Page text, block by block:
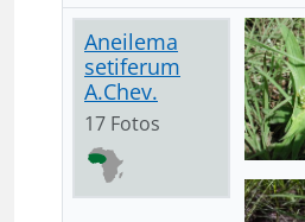
Aneilema
setiferum
A.Chev.
17 Fotos